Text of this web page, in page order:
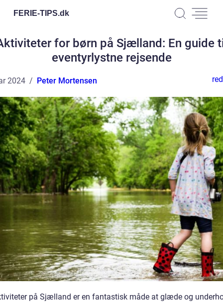
FERIE-TIPS.dk
for børn på Sjælland: En guide
eventyrlystne rejsende
2024 Peter Mortensen
på Sjælland er en fantastisk måde at glæde og